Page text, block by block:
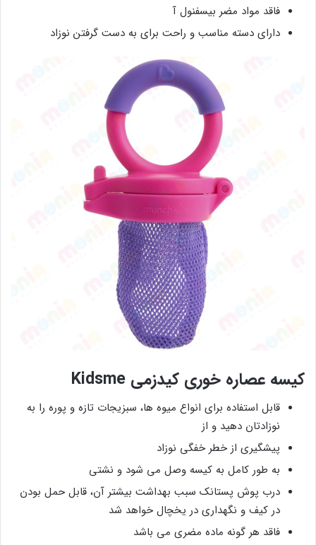
فاقد مواد مضر بیسفنول آ
دارای دسته مناسب و راحت برای به دست گرفتن نوزاد
کیسه عصاره خوری کیدزمی Kidsme
قابل استفاده برای انواع میوه ها، سبزیجات تازه و پوره را به
نوزادتان دهید و از
پیشگیری از خطر خفگی نوزاد
به طور کامل به کیسه وصل می شود و نشتی
درب پوش پستانک سبب بهداشت بیشتر آن، قابل حمل بودن
در کیف و نگهداری در یخچال خواهد شد
فاقد هر گونه ماده مضری می باشد